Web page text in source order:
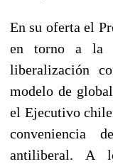
En su oferta el
en torno a la
liberalización
modelo de
el Ejecutivo
conveniencia
antiliberal. A